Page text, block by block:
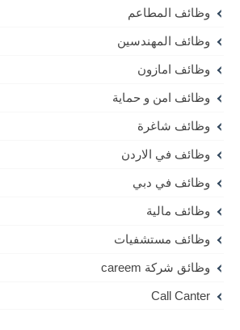
وظائف المطاعم
وظائف المهندسين
وظائف امازون
وظائف امن و حماية
وظائف شاغرة
وظائف في الاردن
وظائف في دبي
وظائف مالية
وظائف مستشفيات
وظائق شركة careem
Call Canter